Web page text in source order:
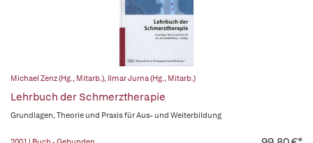
Michael Zenz (Hg., Mitarb.), Ilmar Jurna (Hg., Mitarb.)
Lehrbuch der Schmerztherapie
Grundlagen, Theorie und Praxis für Aus- und Weiterbildung